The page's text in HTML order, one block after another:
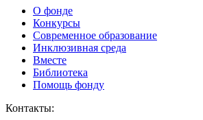
О фонде
Конкурсы
Современное образование
Инклюзивная среда
Вместе
Библиотека
Помощь фонду
Контакты: